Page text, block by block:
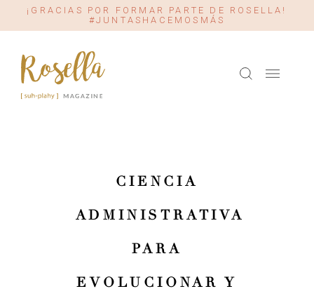
¡GRACIAS POR FORMAR PARTE DE ROSELLA!
#JUNTASHACEMOSMÁS
CIENCIA
ADMINISTRATIVA
PARA
EVOLUCIONAR Y